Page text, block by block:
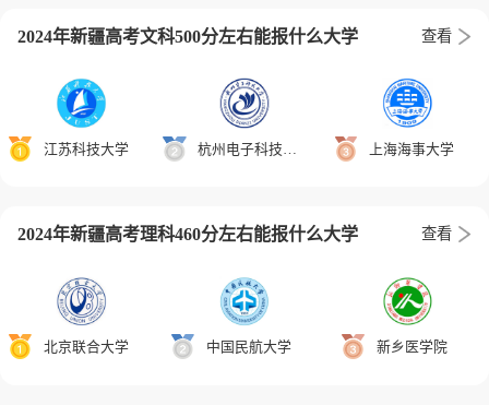
2024年新疆高考文科500分左右能报什么大学 查看
江苏科技大学 杭州电子科技大学 上海海事大学
2024年新疆高考理科460分左右能报什么大学 查看
北京联合大学 中国民航大学 新乡医学院